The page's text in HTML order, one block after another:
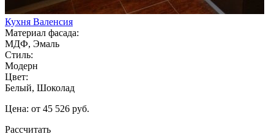
Кухня Валенсия
Материал фасада:
МДФ, Эмаль
Стиль:
Модерн
Цвет:
Белый, Шоколад
Цена: от 45 526 руб.
Рассчитать